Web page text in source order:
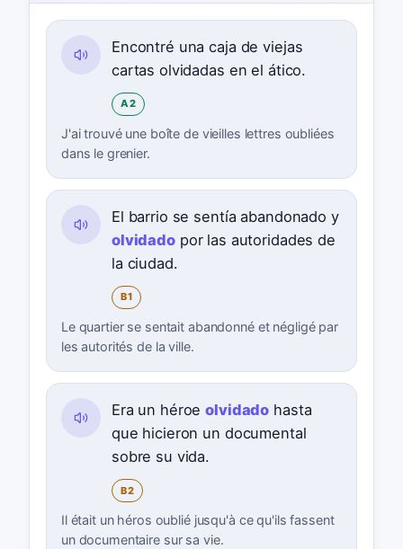
Encontré una caja de viejas
cartas olvidadas en el ático.
A2
J'ai trouvé une boîte de vieilles lettres oubliées
dans le grenier.
El barrio se sentía abandonado y
olvidadopor las autoridades de
la ciudad.
B1
Le quartier se sentait abandonné et négligé par
les autorités de la ville.
Era un héroeolvidado hasta
que hicieron un documental
sobre su vida.
B2
Il était un héros oublié jusqu'à ce qu'ils fassent
un documentaire sur sa vie.